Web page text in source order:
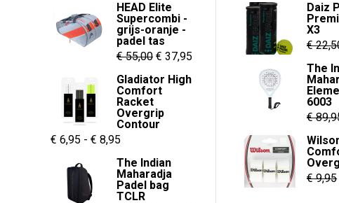
HEAD Elite
Supercombi -
grijs-oranje -
padel tas
€55,00 Oorspronkelijke
prijs
was:
€ 55,00.
€ 37,95
Gladiator High
Comfort
Racket
Overgrip
Contour
€ 6,95 - € 8,95
€ 6,95
tot
€ 8,95
The Indian
Maharadja
Padel bag
TCLR
Daiz
X3
€
The
6003
€
€9,95